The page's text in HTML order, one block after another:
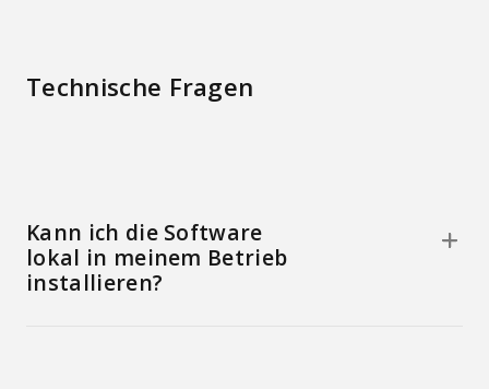
Technische Fragen
Kann ich die Software
lokal in meinem Betrieb
installieren?